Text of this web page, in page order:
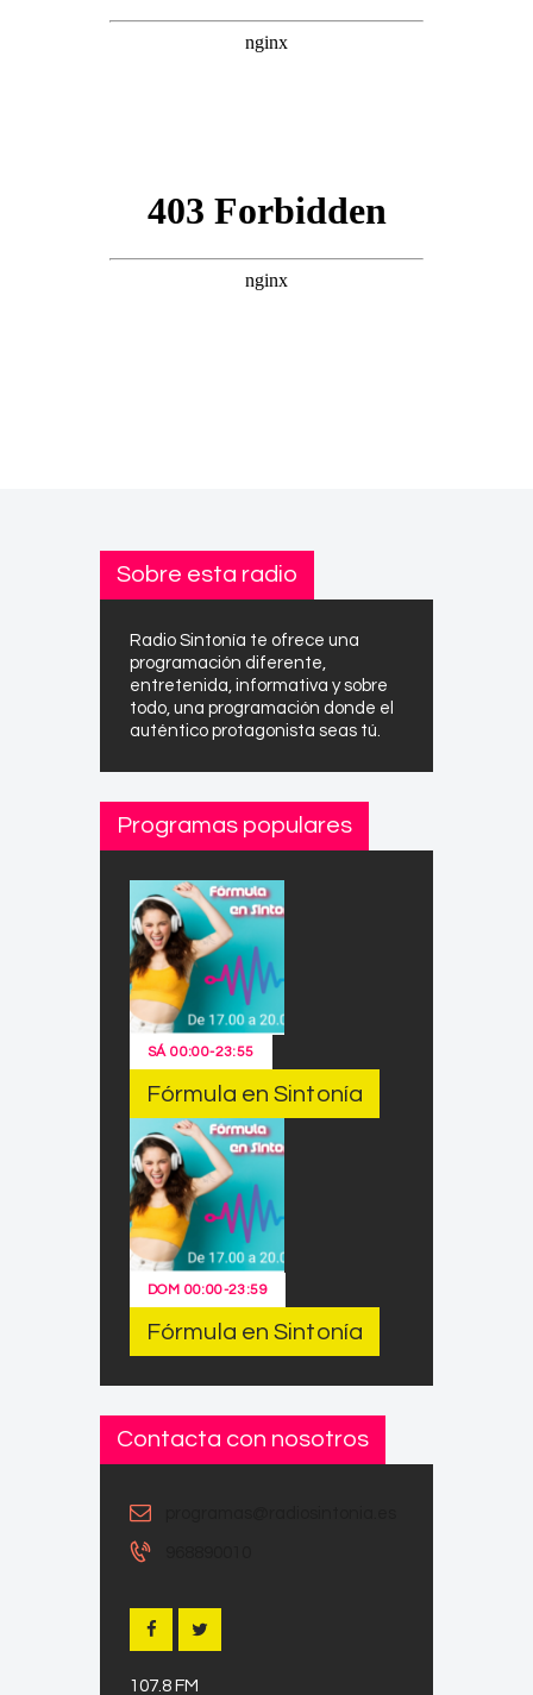
Sobre esta radio
Radio Sintonía te ofrece una
programación diferente,
entretenida, informativa y sobre
todo, una programación donde el
auténtico protagonista seas tú.
Programas populares
SÁ00:00-23:55
Fórmula en Sintonía
DOM 00:00-23:59
Fórmula en Sintonía
Contacta con nosotros
107.8 FM